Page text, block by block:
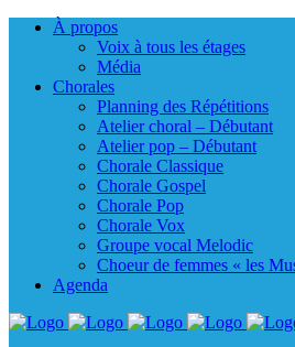
À propos
Voix à tous les étages
Média
Chorales
Planning des Répétitions
Atelier choral – Débutant
Atelier pop – Débutant
Chorale Classique
Chorale Gospel
Chorale Pop
Chorale Vox
Groupe vocal Melodic
Choeur de femmes « les
Agenda